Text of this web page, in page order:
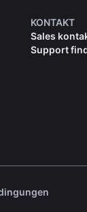
KONTAKT
Sales
Support